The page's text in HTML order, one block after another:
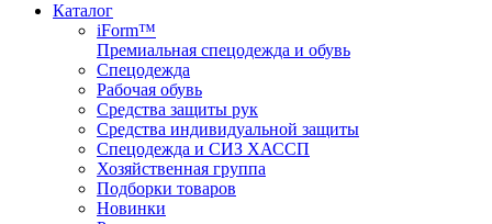
Каталог
iForm™
Премиальная спецодежда и обувь
Спецодежда
Рабочая обувь
Средства защиты рук
Средства индивидуальной защиты
Спецодежда и СИЗ ХАССП
Хозяйственная группа
Подборки товаров
Новинки